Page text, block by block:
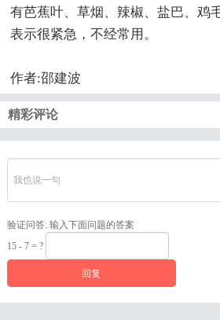
有芭蕉叶、草烟、辣椒、盐巴、鸡
表示很紧急，不经常用。
作者:邵建波
精彩评论
验证问答: 输入下面问题的答案
15 - 7 = ?